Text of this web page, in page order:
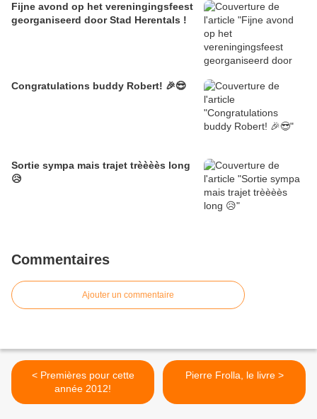
Fijne avond op het vereningingsfeest
georganiseerd door Stad Herentals !
Congratulations buddy Robert! 🎉😎
Sortie sympa mais trajet trèèèès long
😥
Commentaires
Ajouter un commentaire
< Premières pour cette
année 2012!
Pierre Frolla, le livre >